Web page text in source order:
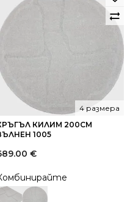
КИЛИМ 200СМ
1005
4 размера
€